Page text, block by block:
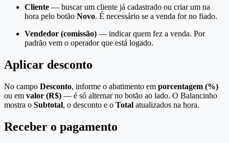
Cliente — buscar um cliente já cadastrado ou criar um na
hora pelo botão Novo. É necessário se a venda for no fiado.
Vendedor (comissão) — indicar quem fez a venda. Por
padrão vem o operador que está logado.
Aplicar desconto
No campo Desconto, informe o abatimento em porcentagem (%)
ou em valor (R$) — é só alternar no botão ao lado. O Balancinho
mostra o Subtotal, o desconto e o Total atualizados na hora.
Receber o pagamento